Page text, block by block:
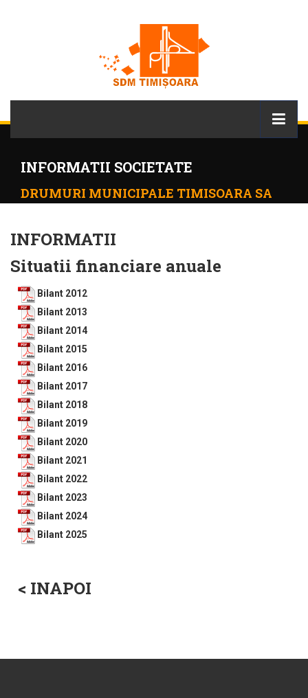
INFORMATII SOCIETATE
DRUMURI MUNICIPALE TIMISOARA SA
INFORMATII
Situatii financiare anuale
Bilant 2012
Bilant 2013
Bilant 2014
Bilant 2015
Bilant 2016
Bilant 2017
Bilant 2018
Bilant 2019
Bilant 2020
Bilant 2021
Bilant 2022
Bilant 2023
Bilant 2024
Bilant 2025
< INAPOI